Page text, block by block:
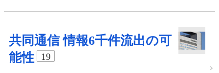
共同通信 情報6千件流出の可
能性
19